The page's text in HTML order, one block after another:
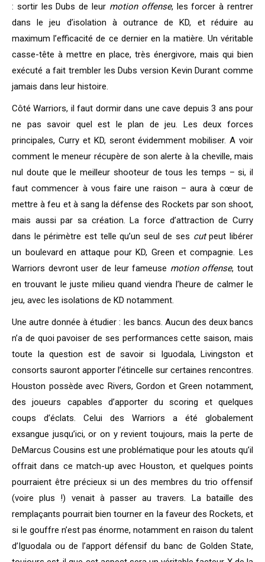
: sortir les Dubs de leur motion offense, les forcer à rentrer
dans le jeu d’isolation à outrance de KD, et réduire au
maximum l’efficacité de ce dernier en la matière. Un véritable
casse-tête à mettre en place, très énergivore, mais qui bien
exécuté a fait trembler les Dubs version Kevin Durant comme
jamais dans leur histoire.
Côté Warriors, il faut dormir dans une cave depuis 3 ans pour
ne pas savoir quel est le plan de jeu. Les deux forces
principales, Curry et KD, seront évidemment mobiliser. A voir
comment le meneur récupère de son alerte à la cheville, mais
nul doute que le meilleur shooteur de tous les temps – si, il
faut commencer à vous faire une raison – aura à cœur de
mettre à feu et à sang la défense des Rockets par son shoot,
mais aussi par sa création. La force d’attraction de Curry
dans le périmètre est telle qu’un seul de ses cutpeut libérer
un boulevard en attaque pour KD, Green et compagnie. Les
Warriors devront user de leur fameuse motion offense, tout
en trouvant le juste milieu quand viendra l’heure de calmer le
jeu, avec les isolations de KD notamment.
Une autre donnée à étudier : les bancs. Aucun des deux bancs
n’a de quoi pavoiser de ses performances cette saison, mais
toute la question est de savoir si Iguodala, Livingston et
consorts sauront apporter l’étincelle sur certaines rencontres.
Houston possède avec Rivers, Gordon et Green notamment,
des joueurs capables d’apporter du scoring et quelques
coups d’éclats. Celui des Warriors a été globalement
exsangue jusqu’ici, or on y revient toujours, mais la perte de
DeMarcus Cousins est une problématique pour les atouts qu’il
offrait dans ce match-up avec Houston, et quelques points
pourraient être précieux si un des membres du trio offensif
(voire plus !) venait à passer au travers. La bataille des
remplaçants pourrait bien tourner en la faveur des Rockets, et
si le gouffre n’est pas énorme, notamment en raison du talent
d’Iguodala ou de l’apport défensif du banc de Golden State,